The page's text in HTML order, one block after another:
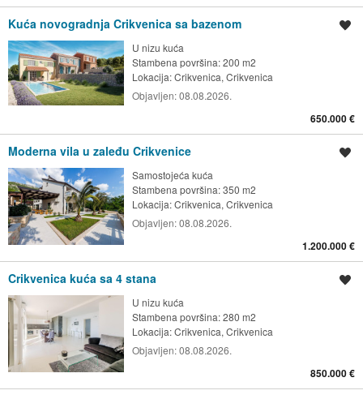
Kuća novogradnja Crikvenica sa bazenom
U nizu kuća
Stambena površina: 200 m2
Lokacija:Crikvenica, Crikvenica
Objavljen:08.08.2026.
650.000 €
Moderna vila u zaleđu Crikvenice
Samostojeća kuća
Stambena površina: 350 m2
Lokacija:Crikvenica, Crikvenica
Objavljen:08.08.2026.
1.200.000 €
Crikvenica kuća sa 4 stana
U nizu kuća
Stambena površina: 280 m2
Lokacija:Crikvenica, Crikvenica
Objavljen:08.08.2026.
850.000 €